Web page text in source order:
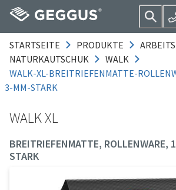
STARTSEITE PRODUKTE
NATURKAUTSCHUK
WALK
WALK-XL-BREITRIEFENMATTE-
3-MM-STARK
WALK XL
BREITRIEFENMATTE, ROLLENWARE,
STARK